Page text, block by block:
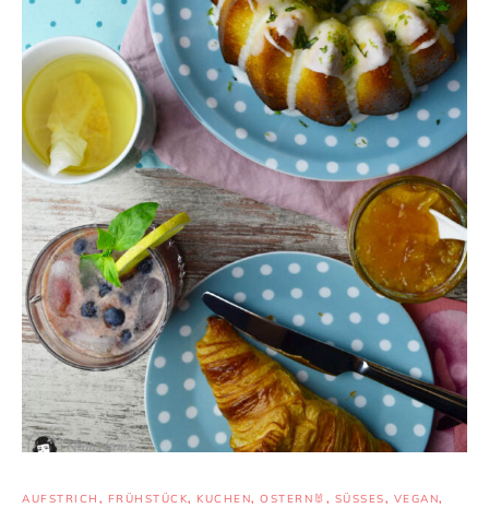
AUFSTRICH , FRÜHSTÜCK, KUCHEN, OSTERN🐰 , SÜSSES , VEGAN,